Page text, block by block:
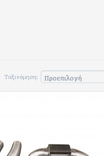
Ταξινόμηση: